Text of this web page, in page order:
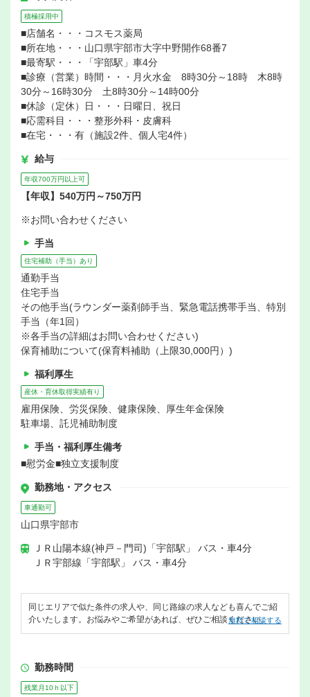
積極採用中
■店舗名・・・コスモス薬局
■所在地・・・山口県宇部市大字中野開作68番7
■最寄駅・・・「宇部駅」車4分
■診療（営業）時間・・・月火水金 8時30分～18時 木8時
30分～16時30分 土8時30分～14時00分
■休診（定休）日・・・日曜日、祝日
■応需科目・・・整形外科・皮膚科
■在宅・・・有（施設2件、個人宅4件）
給与
年収700万円以上可
【年収】540万円～750万円
※お問い合わせください
手当
住宅補助（手当）あり
通勤手当
住宅手当
その他手当(ラウンダー薬剤師手当、緊急電話携帯手当、特別
手当（年1回）
※各手当の詳細はお問い合わせください)
保育補助について(保育料補助（上限30,000円）)
福利厚生
産休・育休取得実績有り
雇用保険、労災保険、健康保険、厚生年金保険
駐車場、託児補助制度
手当・福利厚生備考
■慰労金■独立支援制度
勤務地・アクセス
車通勤可
山口県宇部市
ＪＲ山陽本線(神戸－門司)「宇部駅」 バス・車4分
ＪＲ宇部線「宇部駅」 バス・車4分
同じエリアで似た条件の求人や、同じ路線の求人なども喜んでご紹
介いたします。お悩みやご希望があれば、ぜひご相談ください。
無料で相談する
勤務時間
残業月10ｈ以下